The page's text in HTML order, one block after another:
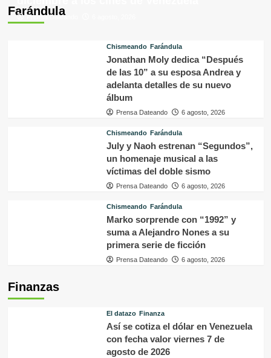
Farándula
Prensa Dateando
Chismeando Farándula
Jonathan Moly dedica “Después
de las 10” a su esposa Andrea y
adelanta detalles de su nuevo
álbum
Prensa Dateando 6 agosto, 2026
Chismeando Farándula
July y Naoh estrenan “Segundos”,
un homenaje musical a las
víctimas del doble sismo
Prensa Dateando 6 agosto, 2026
Chismeando Farándula
Marko sorprende con “1992” y
suma a Alejandro Nones a su
primera serie de ficción
Prensa Dateando 6 agosto, 2026
Finanzas
El datazo Finanza
Así se cotiza el dólar en Venezuela
con fecha valor viernes 7 de
agosto de 2026